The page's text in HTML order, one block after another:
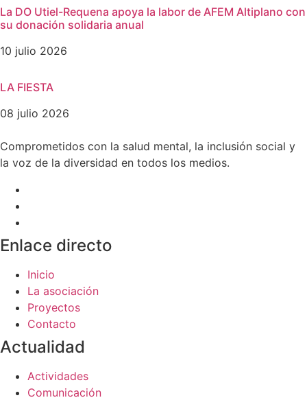
La DO Utiel-Requena apoya la labor de AFEM Altiplano con
su donación solidaria anual
10 julio 2026
LA FIESTA
08 julio 2026
Comprometidos con la salud mental, la inclusión social y
la voz de la diversidad en todos los medios.
Enlace directo
Inicio
La asociación
Proyectos
Contacto
Actualidad
Actividades
Comunicación